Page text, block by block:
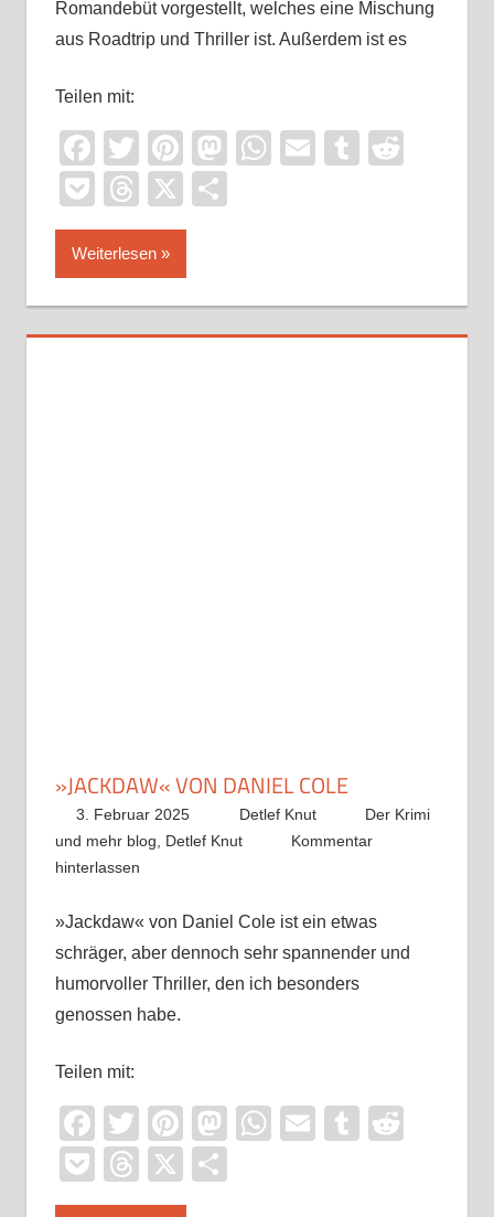
Romandebüt vorgestellt, welches eine Mischung
aus Roadtrip und Thriller ist. Außerdem ist es
Teilen mit:
Facebook
TwitterPinterest
Mastodon
WhatsApp
EmailTumblr
PocketThreads
X
Weiterlesen
»JACKDAW« VON DANIEL COLE
3. Februar 2025 Detlef Knut
Der Krimi
und mehr blog
Detlef Knut
Kommentar
hinterlassen
»Jackdaw« von Daniel Cole ist ein etwas
schräger, aber dennoch sehr spannender und
humorvoller Thriller, den ich besonders
genossen habe.
Teilen mit:
Facebook
TwitterPinterest
Mastodon
WhatsApp
EmailTumblr
PocketThreads
X